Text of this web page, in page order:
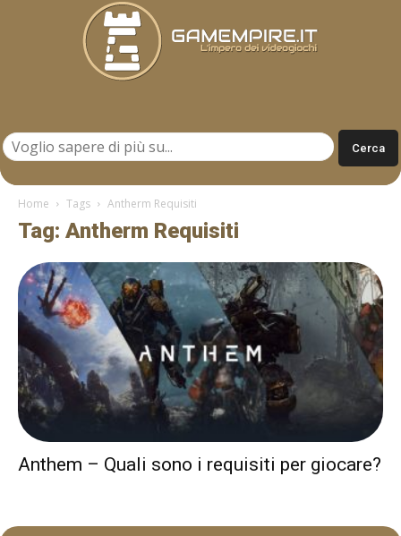
Home Tags Antherm Requisiti
Tag: Antherm Requisiti
Anthem – Quali sono i requisiti per giocare?